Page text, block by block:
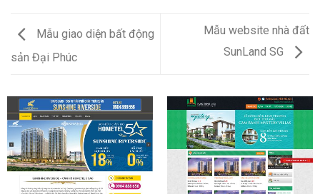
Mẫu giao diện bất động
sản Đại Phúc
Mẫu website nhà đất
SunLand SG